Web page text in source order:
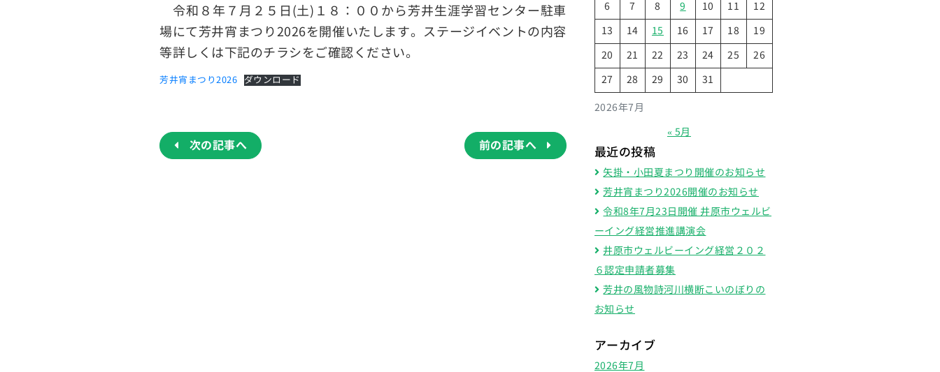
令和８年７月２５日(土)１８：００から芳井生涯学習センター駐車
場にて芳井宵まつり2026を開催いたします。ステージイベントの内容
等詳しくは下記のチラシをご確認ください。
芳井宵まつり2026 ダウンロード
ナ
ビ
ゲ
前の記事へ
次の記事へ
2026年7月
6 7 8 9 10 11 12
13 14 15 16 17 18 19
20 21 22 23 24 25 26
27 28 29 30 31
« 5月
最近の投稿
矢掛・小田夏まつり開催のお知らせ
芳井宵まつり2026開催のお知らせ
令和8年7月23日開催 井原市ウェルビ
ーイング経営推進講演会
井原市ウェルビーイング経営２０２
６認定申請者募集
芳井の風物詩河川横断こいのぼりの
お知らせ
アーカイブ
2026年7月